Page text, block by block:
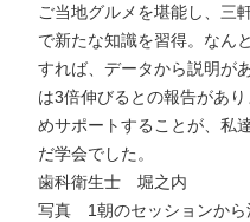
ご当地グルメを堪能し、三
で新たな知識を習得。なん
すれば、データから説明が
は3倍伸びるとの報告があ
めサポートすることが、私
だ学会でした。
歯科衛生士 堀之内
写真 1朝のセッションか